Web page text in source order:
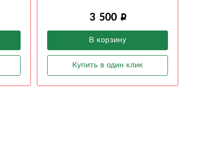
3 800
В корзину
Купить в один клик